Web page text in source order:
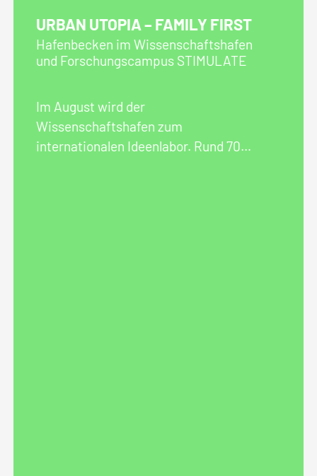
URBAN UTOPIA – FAMILY FIRST
Hafenbecken im Wissenschaftshafen
und Forschungscampus STIMULATE
Im August wird der
Wissenschaftshafen zum
internationalen Ideenlabor. Rund 70